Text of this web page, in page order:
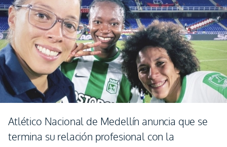
Atlético Nacional de Medellín anuncia que se
termina su relación profesional con la